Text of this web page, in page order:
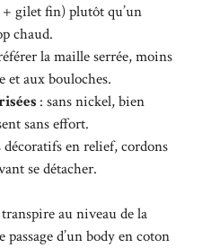
gilet fin) plutôt qu’un
chaud.
la maille serrée, moins
et aux bouloches.
: sans nickel, bien
sans effort.
décoratifs en relief, cordons
se détacher.
au niveau de la
passage d’un body en coton